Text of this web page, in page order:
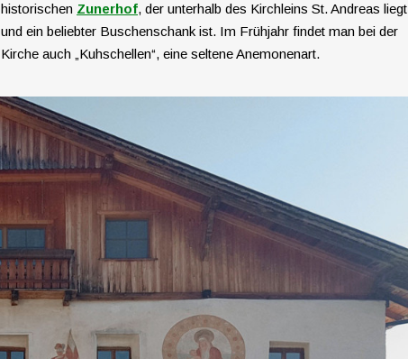
historischen Zunerhof, der unterhalb des Kirchleins St. Andreas liegt
und ein beliebter Buschenschank ist. Im Frühjahr findet man bei der
Kirche auch „Kuhschellen“, eine seltene Anemonenart.